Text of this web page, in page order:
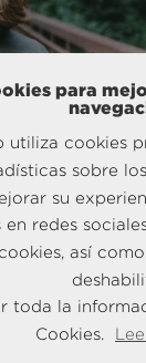
para
utiliza cookies
sobre
su
en redes
así
toda la
Cookies.